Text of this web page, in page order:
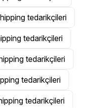
tedarikçileri
tedarikçileri
tedarikçileri
tedarikçileri
tedarikçileri